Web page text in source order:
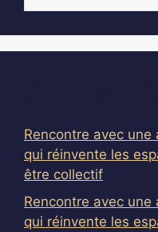
Rencontre avec
qui réinvente les
être collectif
Rencontre avec
qui réinvente les